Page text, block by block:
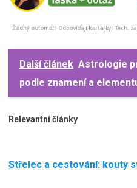
Další článek Astrologie
podle znamení a
Relevantní články
Střelec a cestování: kouty